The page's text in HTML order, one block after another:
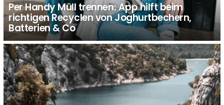
Per Handy Müll trennen: App hilft beim
richtigen Recyclen von Joghurtbechern,
Batterien & Co